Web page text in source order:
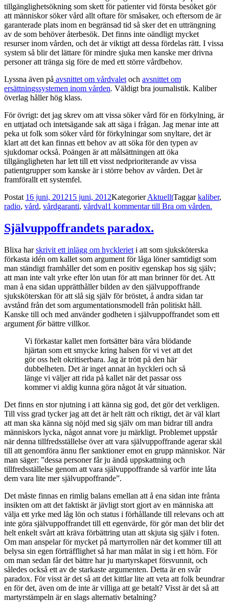
tillgänglighetsökning som skett för patienter vid första besöket gör
att människor söker vård allt oftare för småsaker, och eftersom de är
garanterade plats inom en begränsad tid så sker det en utträngning
av de som behöver återbesök. Det finns inte oändligt mycket
resurser inom vården, och det är viktigt att dessa fördelas rätt. I vissa
system så blir det lättare för mindre sjuka men kanske mer drivna
personer att tränga sig före de med ett större vårdbehov.
Lyssna även på avsnittet om vårdvalet och avsnittet om
ersättningssystemen inom vården. Väldigt bra journalistik. Kaliber
överlag håller hög klass.
För övrigt: det jag skrev om att vissa söker vård för en förkylning, är
en uttjatad och intetsägande sak att säga i frågan. Jag menar inte att
peka ut folk som söker vård för förkylningar som snyltare, det är
klart att det kan finnas ett behov av att söka för den typen av
sjukdomar också. Poängen är att målsättningen att öka
tillgängligheten har lett till ett visst nedprioriterande av vissa
patientgrupper som kanske är i större behov av vården. Det är
framförallt ett systemfel.
Postat 16 juni, 201215 juni, 2012KategorierAktuelltTaggarkaliber,
radio, vård, vårdgaranti, vårdval1 kommentartill Bra om vården.
Självuppoffrandets paradox.
Blixa harskrivit ett inlägg om hyckleriet i att som sjuksköterska
förkasta idén om kallet som argument för låga löner samtidigt som
man ständigt framhåller det som en positiv egenskap hos sig själv;
att man inte valt yrke efter lön utan för att man brinner för det. Att
man å ena sidan upprätthåller bilden av den självuppoffrande
sjuksköterskan för att slå sig själv för bröstet, å andra sidan tar
avstånd från det som argumentationsmodell från politiskt håll.
Kanske till och med använder godheten i självuppoffrandet som ett
argument förbättre villkor.
Vi förkastar kallet men fortsätter bära våra blödande
hjärtan som ett smycke kring halsen för vi vet att det
gör oss helt okritiserbara. Jag är trött på den här
dubbelheten. Det är inget annat än hyckleri och så
länge vi väljer att rida på kallet när det passar oss
kommer vi aldig kunna göra något åt vår situation.
Det finns en stor njutning i att känna sig god, det gör det verkligen.
Till viss grad tycker jag att det är helt rätt och riktigt, det är väl klart
att man ska känna sig nöjd med sig själv om man bidrar till andra
människors lycka, något annat vore ju märkligt. Problemet uppstår
när denna tillfredsställelse över att vara självuppoffrande agerar skäl
till att genomföra ännu fler sanktioner emot en grupp människor. När
man säger: ”dessa personer får ju ändå uppskattning och
tillfredsställelse genom att vara självuppoffrande så varför inte låta
dem vara lite mer självuppoffrande”.
Det måste finnas en rimlig balans emellan att å ena sidan inte frånta
insikten om att det faktiskt är jävligt stort gjort av en människa att
välja ett yrke med låg lön och status i förhållande till relevans och att
inte göra självuppoffrandet till ett egenvärde, för gör man det blir det
helt enkelt svårt att kräva förbättring utan att skjuta sig själv i foten.
Om man anspelar för mycket på martyrrollen när det kommer till att
belysa sin egen förträfflighet så har man målat in sig i ett hörn. För
om man sedan får det bättre har ju martyrskapet försvunnit, och
således också ett av de starkaste argumenten. Detta är en svår
paradox. För visst är det så att det kittlar lite att veta att folk beundrar
en för det, även om de inte är villiga att ge betalt? Visst är det så att
martyrstämpeln är en slags alternativ betalning?